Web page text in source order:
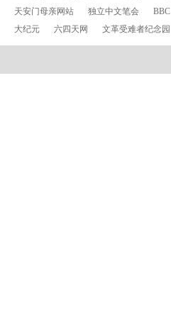
天安门母亲网站
独立中文笔会 BBC
大纪元
六四天网 文革受难者纪念园